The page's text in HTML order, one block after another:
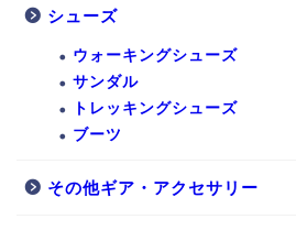
シューズ
ウォーキングシューズ
サンダル
トレッキングシューズ
ブーツ
その他ギア・アクセサリー